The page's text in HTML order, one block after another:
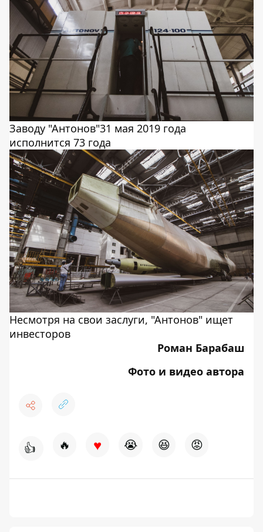
Заводу "Антонов"31 мая 2019 года
исполнится 73 года
Несмотря на свои заслуги, "Антонов" ищет
инвесторов
Роман Барабаш
Фото и видео автора
👍 🔥 ♥ 😭 😆 😡